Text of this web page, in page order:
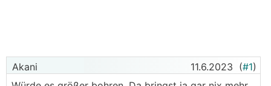
Akani 11.6.2023 (#1)